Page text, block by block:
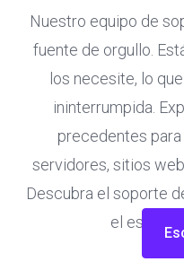
Nuestro equipo de
fuente de orgullo.
los necesite, lo
ininterrumpida.
precedentes
servidores, sitios
Descubra el soporte
el